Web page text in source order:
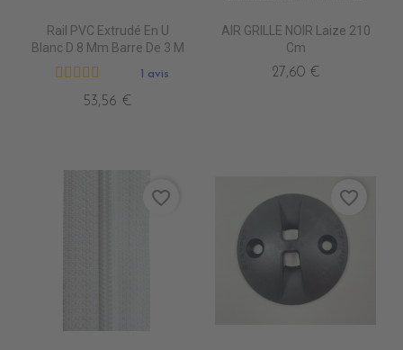
Rail PVC Extrudé En U
Blanc D 8 Mm Barre De 3 M
1 avis
53,56 €
AIR GRILLE NOIR Laize 210
Cm
27,60 €
favorite_border favorite_border